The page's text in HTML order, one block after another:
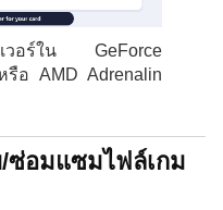
เวอร์ใน GeForce
รือ AMD Adrenalin
ซ่อมแซมไฟล์เกม